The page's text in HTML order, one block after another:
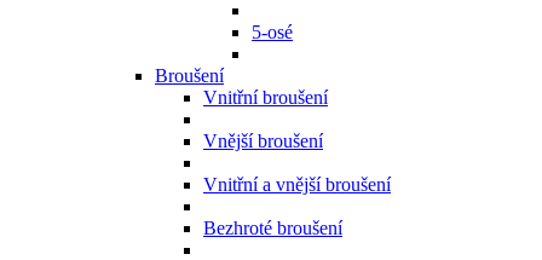
5-osé
Broušení
Vnitřní broušení
Vnější broušení
Vnitřní a vnější broušení
Bezhroté broušení